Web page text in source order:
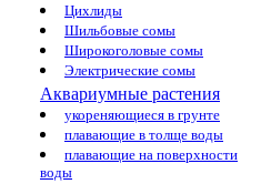
Цихлиды
Шильбовые сомы
Широкоголовые сомы
Электрические сомы
Аквариумные растения
укореняющиеся в грунте
плавающие в толще воды
плавающие на поверхности
воды